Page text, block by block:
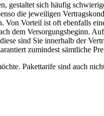
sich häufig
die jeweiligen
Vorteil ist oft ebenfalls
Versorgungsbeginn.
sind Sie innerhalb der
zumindest sämtliche
Pakettarife sind auch